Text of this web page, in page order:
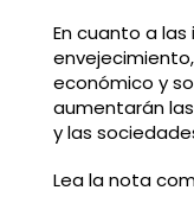
En cuanto a
económico y
aumentarán
y las
Lea la nota